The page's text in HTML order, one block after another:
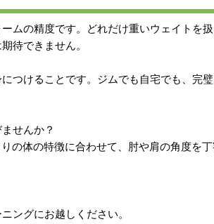
ムの精度です。どれだけ重いウェイトを
待できません。
つけることです。ジムでも自宅でも、完
せんか？
の体の特徴に合わせて、肘や肩の角度を丁
ングにお越しください。